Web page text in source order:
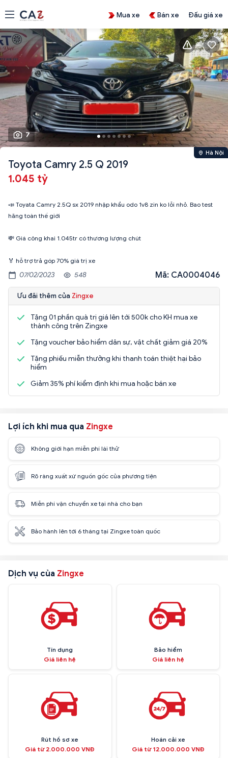
Mua xe Bán xe Đấu giá xe
7
Hà Nội
Toyota Camry 2.5 Q 2019
1.045 tỷ
📣 Toyata Camry 2.5Q sx 2019 nhập khẩu odo 1v8 zin ko lỗi nhỏ. Bao test
hãng toàn thế giới
💸 Giá công khai 1.045tr có thương lượng chút
🏅 hỗ trợ trả góp 70% giá trị xe
07/02/2023 548 Mã: CA0004046
Ưu đãi thêm của Zingxe
Tặng 01 phần quà trị giá lên tới 500k cho KH mua xe
thành công trên Zingxe
Tặng voucher bảo hiểm dân sự, vật chất giảm giá 20%
Tặng phiếu miễn thưởng khi thanh toán thiệt hại bảo
hiểm
Giảm 35% phí kiểm định khi mua hoặc bán xe
Lợi ích khi mua qua Zingxe
Không giới hạn miễn phí lái thử
Rõ ràng xuất xứ nguồn gốc của phương tiện
Miễn phí vận chuyển xe tại nhà cho bạn
Bảo hành lên tới 6 tháng tại Zingxe toàn quốc
Dịch vụ của Zingxe
Tín dụng
Giá liên hệ
Bảo hiểm
Giá liên hệ
Rút hồ sơ xe
Giá từ 2.000.000 VNĐ
Hoán cải xe
Giá từ 12.000.000 VNĐ